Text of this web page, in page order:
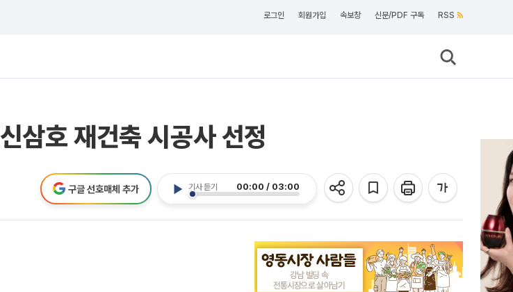
로그인 회원가입 속보창 신문/PDF 구독 RSS
삼호 재건축 시공사 선정
기사 듣기 00:00 / 03:00
구글 선호매체 추가